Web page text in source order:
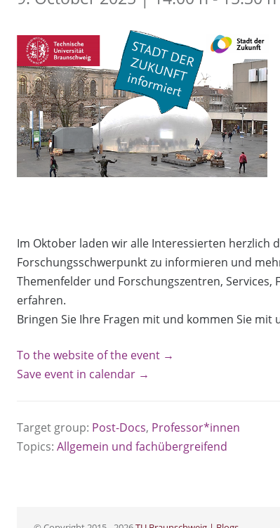
Im Oktober laden wir alle Interessierten herzlich
Forschungsschwerpunkt zu informieren und
Themenfelder und Forschungszentren,
erfahren.
Bringen Sie Ihre Fragen mit und kommen Sie
To the website of the event →
Save event in calendar →
Target group: Post-Docs, Professor*innen
Topics: Allgemein und fachübergreifend